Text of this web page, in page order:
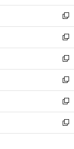
開
く
ウ
で
開
く
ン
ド
ウ
で
開
く
新
し
い
ウ
ィ
ン
ド
ウ
で
開
く
新
し
い
ウ
ィ
ン
ド
ウ
で
開
新
し
い
ウ
ィ
ン
ド
ウ
新
し
い
ウ
ィ
ン
新
し
い
ウ
新
し